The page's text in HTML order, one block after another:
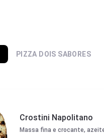
PIZZA DOIS SABORES
Crostini Napolitano
Massa fina e crocante,